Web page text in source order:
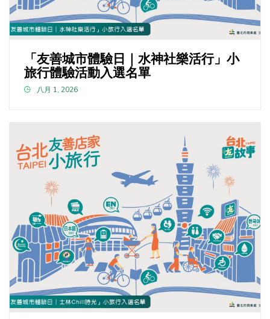
「友善城市體驗日｜水神社樂活行」小
旅行體驗活動入選名單
八月 1, 2026